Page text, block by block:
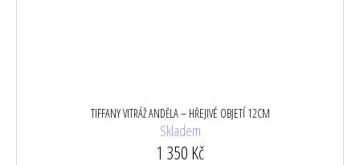
TIFFANY VITRÁŽ ANDĚLA – HŘEJIVÉ OBJETÍ 12CM
Skladem
1 350 Kč